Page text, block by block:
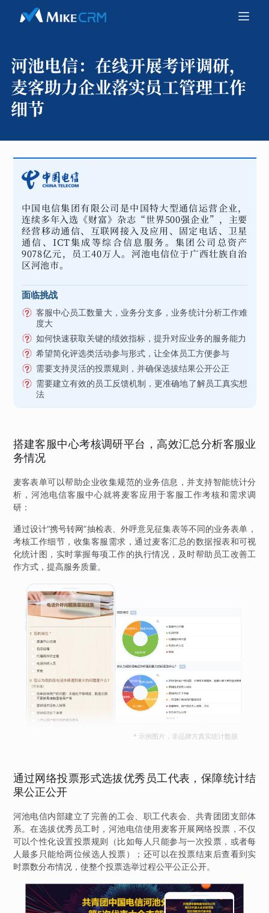
河池电信： 在线开展考评调研，
麦客助力企业落实员工管理工作
细节
中国电信集团有限公司是中国特大型通信运营企业，
连续多年入选《财富》杂志“世界500强企业”，主要
经营移动通信、互联网接入及应用、固定电话、卫星
通信、ICT集成等综合信息服务。集团公司总资产
9078亿元，员工40万人。河池电信位于广西壮族自治
区河池市。
面临挑战
客服中心员工数量大，业务分支多，业务统计分析工作难
度大
如何快速获取关键的绩效指标，提升对应业务的服务能力
希望简化评选类活动参与形式，让全体员工方便参与
需要支持灵活的投票规则，并确保选拔结果公开公正
需要建立有效的员工反馈机制，更准确地了解员工真实想
法
搭建客服中心考核调研平台，高效汇总分析客服业
务情况
麦客表单可以帮助企业收集规范的业务信息，并支持智能统计分
析，河池电信客服中心就将麦客应用于客服工作考核和需求调
研：
通过设计“携号转网”抽检表、外呼意见征集表等不同的业务表单，
考核工作细节，收集客服需求，通过麦客汇总的数据报表和可视
化统计图，实时掌握每项工作的执行情况，及时帮助员工改善工
作方式，提高服务质量。
* 示例图片，非品牌方真实统计数据
通过网络投票形式选拔优秀员工代表，保障统计结
果公正公开
河池电信内部建立了完善的工会、职工代表会、共青团团支部体
系。在选拔优秀员工时，河池电信使用麦客开展网络投票，不仅
可以个性化设置投票规则（比如每人只能参与一次投票，或者每
人最多只能给两位候选人投票）；还可以在投票结束后查看到实
时票数分布情况，使整个投票选举过程公平公正公开。